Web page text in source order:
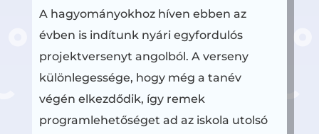
A hagyományokhoz híven ebben az
évben is indítunk nyári egyfordulós
projektversenyt angolból. A verseny
különlegessége, hogy még a tanév
végén elkezdődik, így remek
programlehetőséget ad az iskola utolsó